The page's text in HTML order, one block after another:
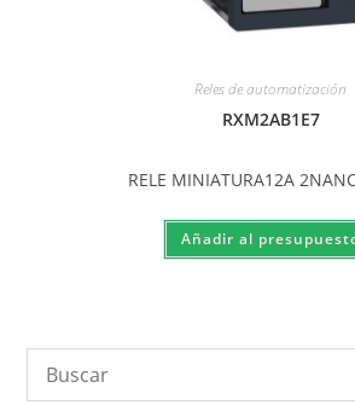
Reles de automatización
RXM2AB1E7
RELE MINIATURA12A